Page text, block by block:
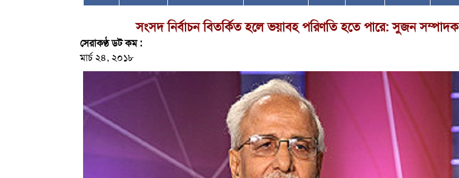
সংসদ নির্বাচন বিতর্কিত হলে ভয়াবহ পরিণতি হতে পারে: সুজন সম্পাদক
সেরাকণ্ঠ ডট কম :
মার্চ ২৪, ২০১৮